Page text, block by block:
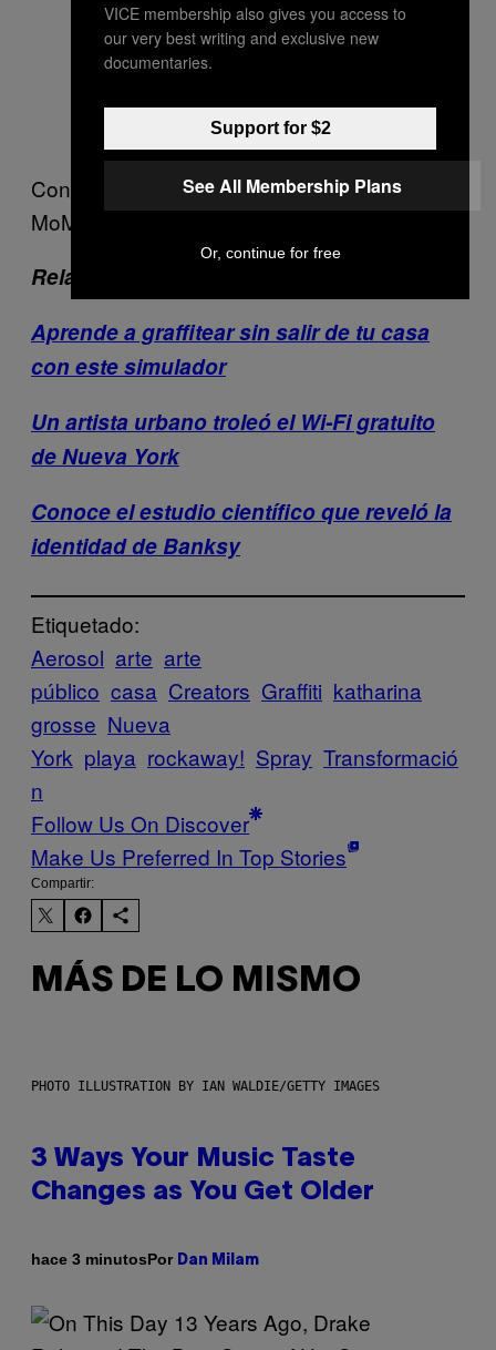
A photo posted by Klaus
Biesenbach (@klausbiesenbach)
onMay 26, 2016 at 10:22am PDT
Conoce más de Rockaways! En elsitio
MoMA PS1.
Relacionados:
Aprende a graffitear sin salir de tu casa
con este simulador
Un artista urbano troleó el Wi-Fi gratuito
de Nueva York
Conoce el estudio científico que reveló la
identidad de Banksy
Etiquetado:
Aerosol arte arte
público casa Creators Graffiti katharina
grosse Nueva
York playa rockaway! Spray Transformació
n
Follow Us On Discover
Make Us Preferred In Top Stories
Compartir:
MÁS DE LO MISMO
PHOTO ILLUSTRATION BY IAN WALDIE/GETTY IMAGES
3 Ways Your Music Taste
Changes as You Get Older
hace 3 minutosPor Dan Milam
VICE membership also gives you access to
our very best writing and exclusive new
documentaries.
Support for $2
See All Membership Plans
Or, continue for free